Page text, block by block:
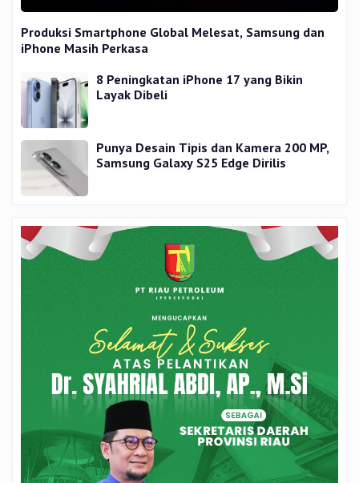
Produksi Smartphone Global Melesat, Samsung dan
iPhone Masih Perkasa
8 Peningkatan iPhone 17 yang Bikin
Layak Dibeli
Punya Desain Tipis dan Kamera 200 MP,
Samsung Galaxy S25 Edge Dirilis